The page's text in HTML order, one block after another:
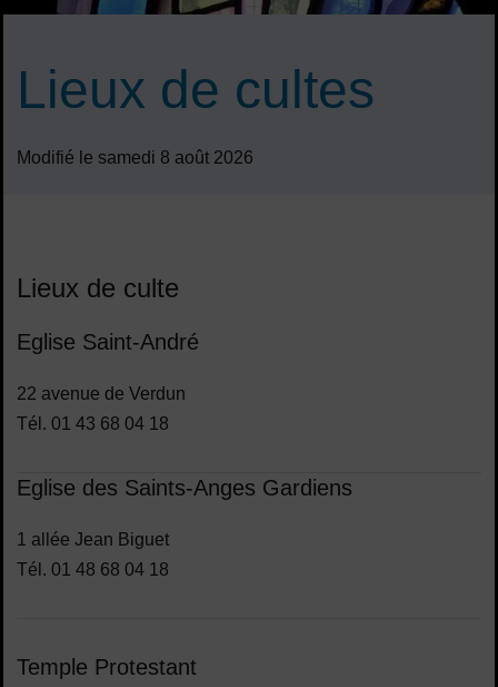
Lieux de cultes
Modifié le samedi 8 août 2026
Lieux de culte
Eglise Saint-André
22 avenue de Verdun
Tél. 01 43 68 04 18
Eglise des Saints-Anges Gardiens
1 allée Jean Biguet
Tél. 01 48 68 04 18
Temple Protestant